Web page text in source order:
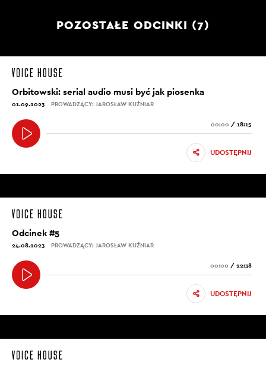
POZOSTAŁE ODCINKI (7)
Orbitowski: serial audio musi być jak piosenka
01.09.2023 PROWADZĄCY: JAROSŁAW KUŹNIAR
00:00 / 18:15
UDOSTĘPNIJ
Odcinek #5
24.08.2023 PROWADZĄCY: JAROSŁAW KUŹNIAR
00:00 / 22:38
UDOSTĘPNIJ